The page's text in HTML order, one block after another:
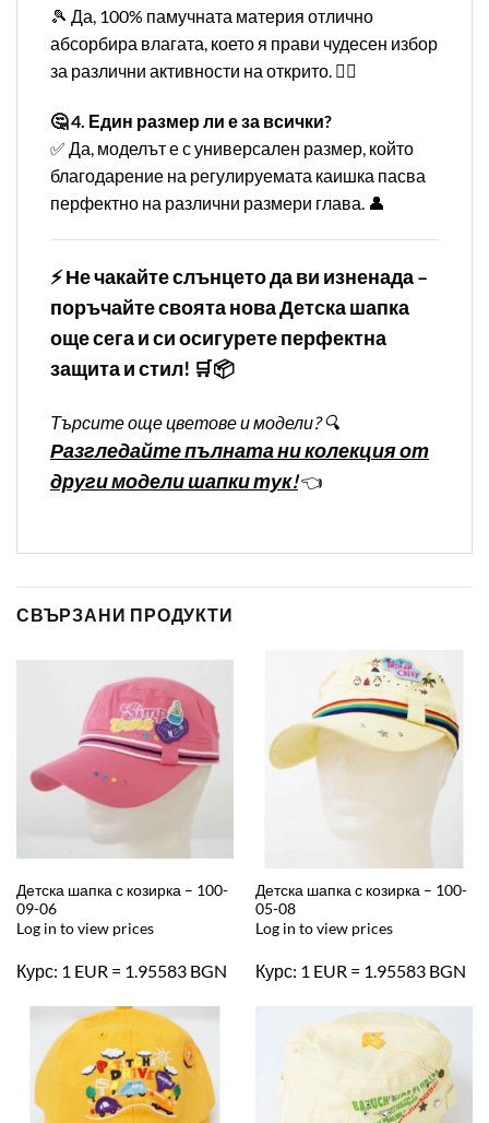
🎾 Да, 100% памучната материя отлично
абсорбира влагата, което я прави чудесен избор
за различни активности на открито. 🏌️‍♂️
🤔 4. Един размер ли е за всички?
✅ Да, моделът е с универсален размер, който
благодарение на регулируемата каишка пасва
перфектно на различни размери глава. 👤
⚡ Не чакайте слънцето да ви изненада –
поръчайте своята нова Детска шапка
още сега и си осигурете перфектна
защита и стил! 🛒📦
Търсите още цветове и модели? 🔍
Разгледайте пълната ни колекция от
други модели шапки тук!👈
СВЪРЗАНИ ПРОДУКТИ
Детска шапка с козирка – 100-
09-06
Log in to view prices
Курс: 1 EUR = 1.95583 BGN
Детска шапка с козирка – 100-
05-08
Log in to view prices
Курс: 1 EUR = 1.95583 BGN